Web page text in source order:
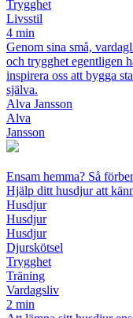
Trygghet
Livsstil
4 min
Genom sina små,
och trygghet egentligen
inspirera oss att bygga
själva.
Alva Jansson
Alva
Jansson
Ensam hemma? Så
Hjälp ditt husdjur att
Husdjur
Husdjur
Husdjur
Djurskötsel
Trygghet
Träning
Vardagsliv
2 min